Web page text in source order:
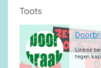
Toots